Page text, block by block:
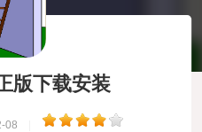
版下载安装
08